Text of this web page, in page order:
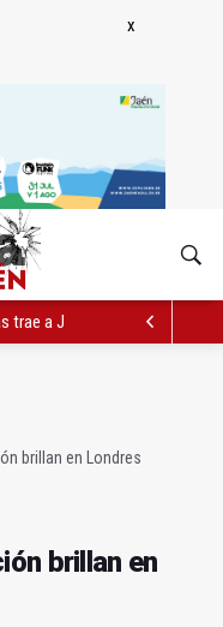
trae a Jaén al filósofo Omar
brillan en Londres
brillan en